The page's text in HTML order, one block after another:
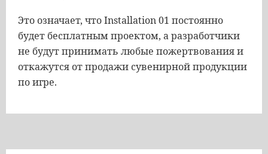
Это означает, что Installation 01 постоянно
будет бесплатным проектом, а разработчики
не будут принимать любые пожертвования и
откажутся от продажи сувенирной продукции
по игре.